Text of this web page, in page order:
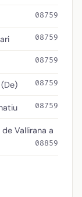
08759
08759
08759
08759
08759
Vallirana a
08859